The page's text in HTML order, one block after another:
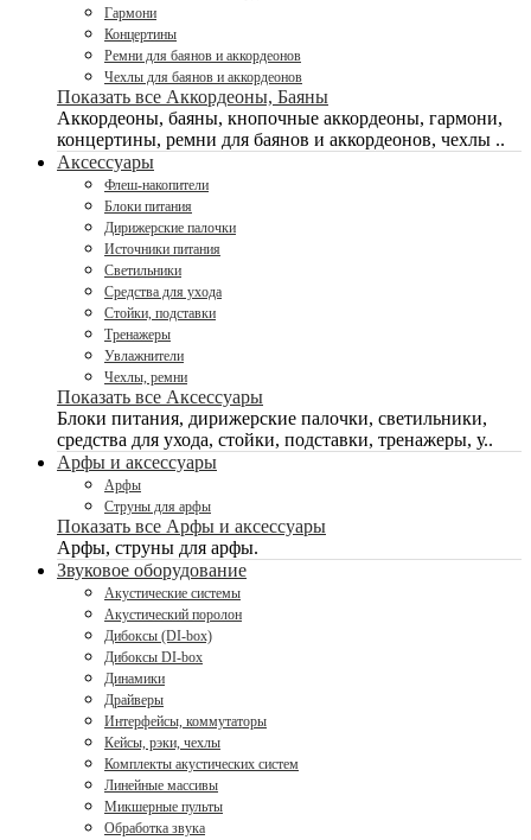
Гармони
Концертины
Ремни для баянов и аккордеонов
Чехлы для баянов и аккордеонов
Показать все Аккордеоны, Баяны
Аккордеоны, баяны, кнопочные аккордеоны, гармони,
концертины, ремни для баянов и аккордеонов, чехлы ..
Аксессуары
Флеш-накопители
Блоки питания
Дирижерские палочки
Источники питания
Светильники
Средства для ухода
Стойки, подставки
Тренажеры
Увлажнители
Чехлы, ремни
Показать все Аксессуары
Блоки питания, дирижерские палочки, светильники,
средства для ухода, стойки, подставки, тренажеры, у..
Арфы и аксессуары
Арфы
Струны для арфы
Показать все Арфы и аксессуары
Арфы, струны для арфы.
Звуковое оборудование
Акустические системы
Акустический поролон
Дибоксы (DI-box)
Дибоксы DI-box
Динамики
Драйверы
Интерфейсы, коммутаторы
Кейсы, рэки, чехлы
Комплекты акустических систем
Линейные массивы
Микшерные пульты
Обработка звука